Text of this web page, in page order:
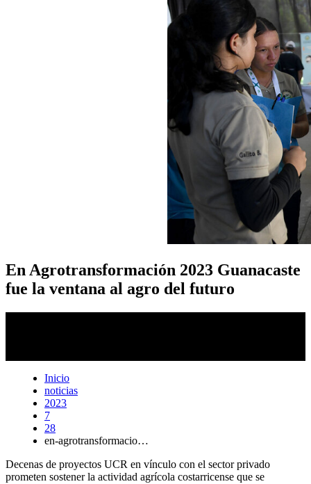
En Agrotransformación 2023 Guanacaste
fue la ventana al agro del futuro
Inicio
noticias
2023
7
28
en-agrotransformacio…
Decenas de proyectos UCR en vínculo con el sector privado
prometen sostener la actividad agrícola costarricense que se